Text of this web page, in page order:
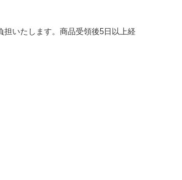
いたします。商品受領後5日以上経